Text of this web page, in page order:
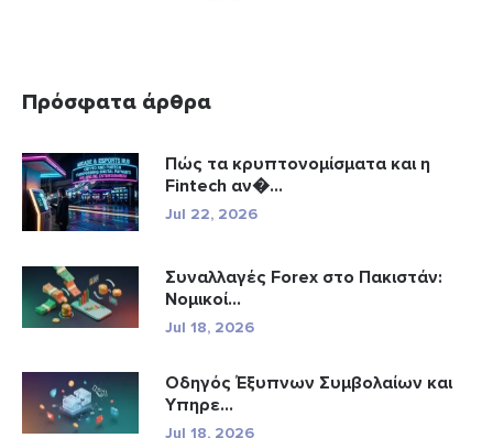
Πρόσφατα άρθρα
Πώς τα κρυπτονομίσματα και η
Fintech αν�...
Jul 22, 2026
Συναλλαγές Forex στο Πακιστάν:
Νομικοί...
Jul 18, 2026
Οδηγός Έξυπνων Συμβολαίων και
Υπηρε...
Jul 18, 2026